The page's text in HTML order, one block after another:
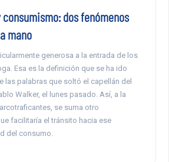
dos fenómenos
mano
generosa a la entrada de los
Esa es la definición que se ha ido
las palabras que soltó el capellán del
Walker, el lunes pasado. Así, a la
se suma otro
facilitaría el tránsito hacia ese
del consumo.